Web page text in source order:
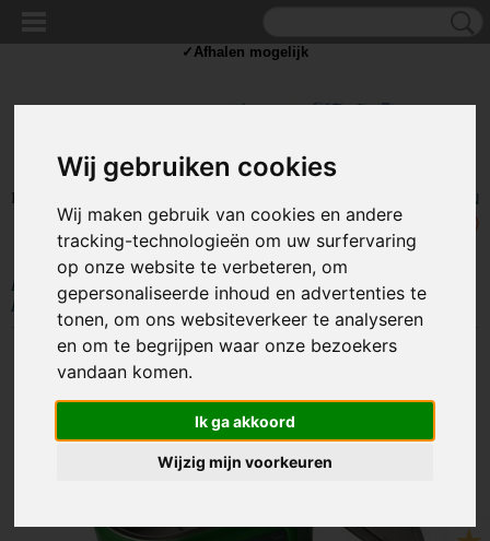
Wij gebruiken cookies
Wij maken gebruik van cookies en andere
tracking-technologieën om uw surfervaring
op onze website te verbeteren, om
gepersonaliseerde inhoud en advertenties te
tonen, om ons websiteverkeer te analyseren
en om te begrijpen waar onze bezoekers
vandaan komen.
Ik ga akkoord
Wijzig mijn voorkeuren
Inloggen
UW WINKELWAGEN
Geen producten
(0)
Home >GEREEDSCHAP>Overige gereedschap tools>Baku Ultrasoon
Reiniger - BK-9030 9050
✓Afhalen mogelijk